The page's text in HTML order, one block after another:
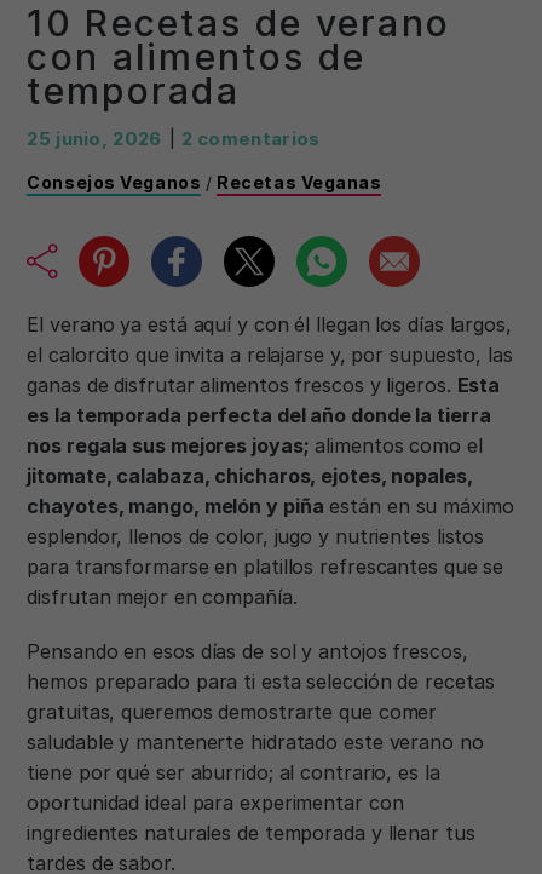
10 Recetas de verano
con alimentos de
temporada
25 junio, 2026 2 comentarios
Consejos Veganos / Recetas Veganas
El verano ya está aquí y con él llegan los días largos,
el calorcito que invita a relajarse y, por supuesto, las
ganas de disfrutar alimentos frescos y ligeros. Esta
es la temporada perfecta del año donde la tierra
nos regala sus mejores joyas; alimentos como el
jitomate, calabaza, chicharos, ejotes, nopales,
chayotes, mango, melón y piña están en su máximo
esplendor, llenos de color, jugo y nutrientes listos
para transformarse en platillos refrescantes que se
disfrutan mejor en compañía.
Pensando en esos días de sol y antojos frescos,
hemos preparado para ti esta selección de recetas
gratuitas, queremos demostrarte que comer
saludable y mantenerte hidratado este verano no
tiene por qué ser aburrido; al contrario, es la
oportunidad ideal para experimentar con
ingredientes naturales de temporada y llenar tus
tardes de sabor.